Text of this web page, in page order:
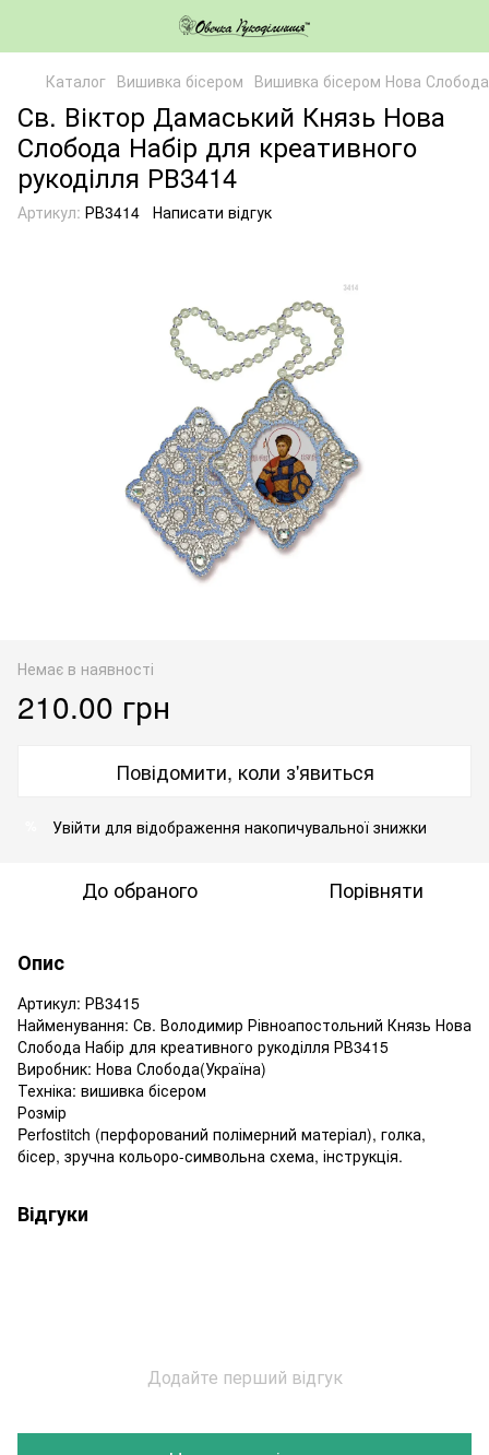
Каталог Вишивка бісером Вишивка бісером Нова Слобода
Св. Віктор Дамаський Князь Нова
Слобода Набір для креативного
рукоділля РВ3414
Артикул: РВ3414 Написати відгук
Немає в наявності
210.00 грн
Повідомити, коли з'явиться
Увійти для відображення накопичувальної знижки
До обраного Порівняти
Опис
Артикул: РВ3415
Найменування: Св. Володимир Рівноапостольний Князь Нова
Слобода Набір для креативного рукоділля РВ3415
Виробник: Нова Слобода(Україна)
Техніка: вишивка бісером
Розмір
Perfostitch (перфорований полімерний матеріал), голка,
бісер, зручна кольоро-символьна схема, інструкція.
Відгуки
Додайте перший відгук